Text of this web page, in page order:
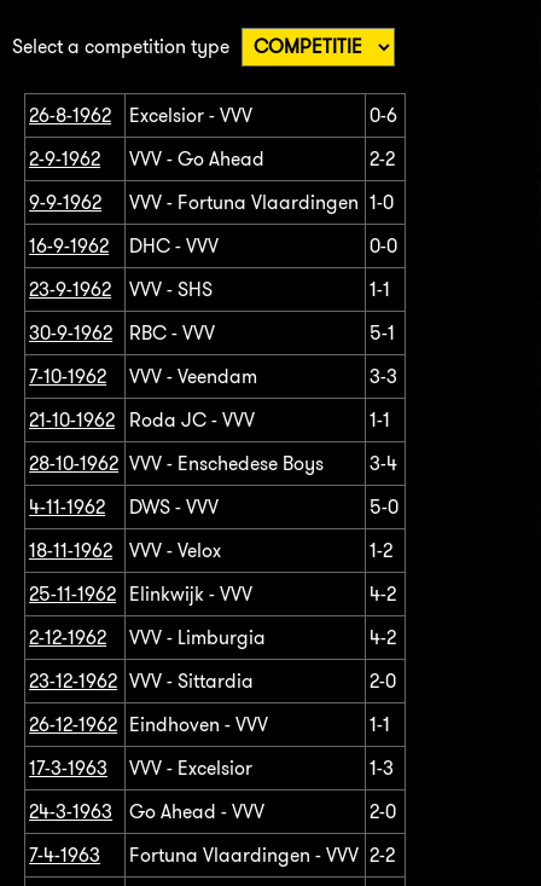
Select a competition type
26-8-1962 Excelsior - VVV
0-6
2-9-1962
VVV - Go Ahead
2-2
9-9-1962
VVV - Fortuna Vlaardingen 1-0
16-9-1962
DHC - VVV
0-0
23-9-1962
VVV - SHS
1-1
30-9-1962
RBC - VVV
5-1
7-10-1962
VVV - Veendam
3-3
21-10-1962
Roda JC - VVV
1-1
28-10-1962 VVV - Enschedese Boys
3-4
4-11-1962
DWS - VVV
5-0
18-11-1962
VVV - Velox
1-2
25-11-1962
Elinkwijk - VVV
4-2
2-12-1962
VVV - Limburgia
4-2
23-12-1962 VVV - Sittardia
2-0
26-12-1962 Eindhoven - VVV
1-1
17-3-1963
VVV - Excelsior
1-3
24-3-1963
Go Ahead - VVV
2-0
7-4-1963
Fortuna Vlaardingen - VVV 2-2